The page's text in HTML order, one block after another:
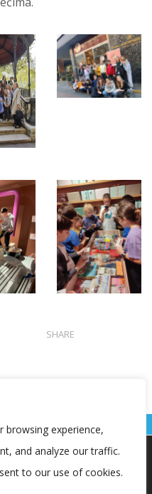
browsing experience,
and analyze our traffic.
to our use of cookies.
SHARE
pružili najbolje iskustvo na
ili opcije za